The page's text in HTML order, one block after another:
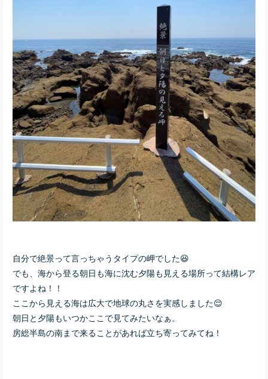
自分で絶景って言っちゃうタイプの岬でした😆
でも、海から登る朝日も海に沈む夕陽も見える場所って結構レア
ですよね！！
ここから見える海は広大で地球の丸さを実感しました😌
朝日と夕陽もいつかここで見てみたいなぁ。
房総半島の南まで来ることがあれば立ち寄ってみてね！